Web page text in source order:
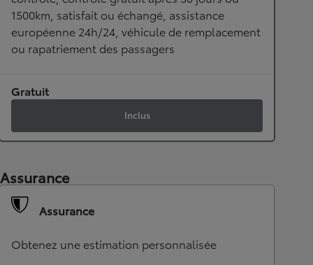
1500km, satisfait ou échangé, assistance
européenne 24h/24, véhicule de remplacement
ou rapatriement des passagers
Gratuit
Inclus
Assurance
Assurance
Obtenez une estimation personnalisée